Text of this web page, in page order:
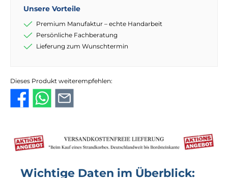
Unsere Vorteile
Premium Manufaktur – echte Handarbeit
Persönliche Fachberatung
Lieferung zum Wunschtermin
Dieses Produkt weiterempfehlen:
Wichtige Daten im Überblick: